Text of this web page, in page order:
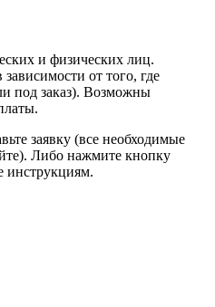
и физических лиц.
от того, где
под заказ). Возможны
заявку (все необходимые
Либо нажмите кнопку